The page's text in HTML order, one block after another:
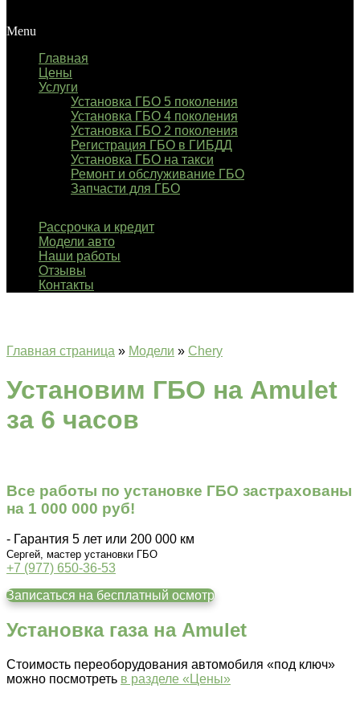
Menu
Главная
Цены
Услуги
Установка ГБО 5 поколения
Установка ГБО 4 поколения
Установка ГБО 2 поколения
Регистрация ГБО в ГИБДД
Установка ГБО на такси
Ремонт и обслуживание ГБО
Запчасти для ГБО
Рассрочка и кредит
Модели авто
Наши работы
Отзывы
Контакты
Главная страница » Модели » Chery
Установим ГБО на Amulet
за 6 часов
Все работы по установке ГБО застрахованы
на 1 000 000 руб!
- Гарантия 5 лет или 200 000 км
Сергей, мастер установки ГБО
+7 (977) 650-36-53
Записаться на бесплатный осмотр
Установка газа на Amulet
Стоимость переоборудования автомобиля «под ключ»
можно посмотреть в разделе «Цены»